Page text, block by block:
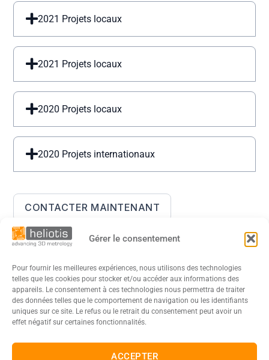
Gérer le consentement
Pour fournir les meilleures expériences, nous utilisons des technologies
telles que les cookies pour stocker et/ou accéder aux informations des
appareils. Le consentement à ces technologies nous permettra de traiter
des données telles que le comportement de navigation ou les identifiants
uniques sur ce site. Le refus ou le retrait du consentement peut avoir un
effet négatif sur certaines fonctionnalités.
ACCEPTER
2021 Projets locaux
2021 Projets locaux
2020 Projets locaux
2020 Projets internationaux
CONTACTER MAINTENANT
DE EN FR 日本語